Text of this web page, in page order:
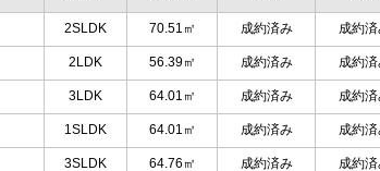
2SLDK 70.51㎡ 成約済み 成約済
2LDK 56.39㎡ 成約済み 成約済
3LDK 64.01㎡ 成約済み 成約済
1SLDK 64.01㎡ 成約済み 成約済
3SLDK 64.76㎡ 成約済み 成約済